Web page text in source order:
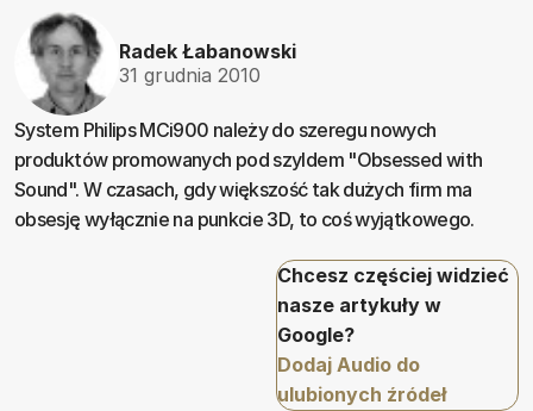
Radek Łabanowski
31 grudnia 2010
System Philips MCi900 należy do szeregu nowych
produktów promowanych pod szyldem "Obsessed with
Sound". W czasach, gdy większość tak dużych firm ma
obsesję wyłącznie na punkcie 3D, to coś wyjątkowego.
Chcesz częściej widzieć
nasze artykuły w
Google?
Dodaj Audio do
ulubionych źródeł